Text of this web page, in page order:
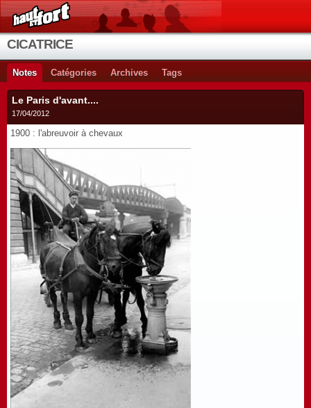
CICATRICE
Notes Catégories Archives Tags
Le Paris d'avant....
17/04/2012
1900 : l'abreuvoir à chevaux